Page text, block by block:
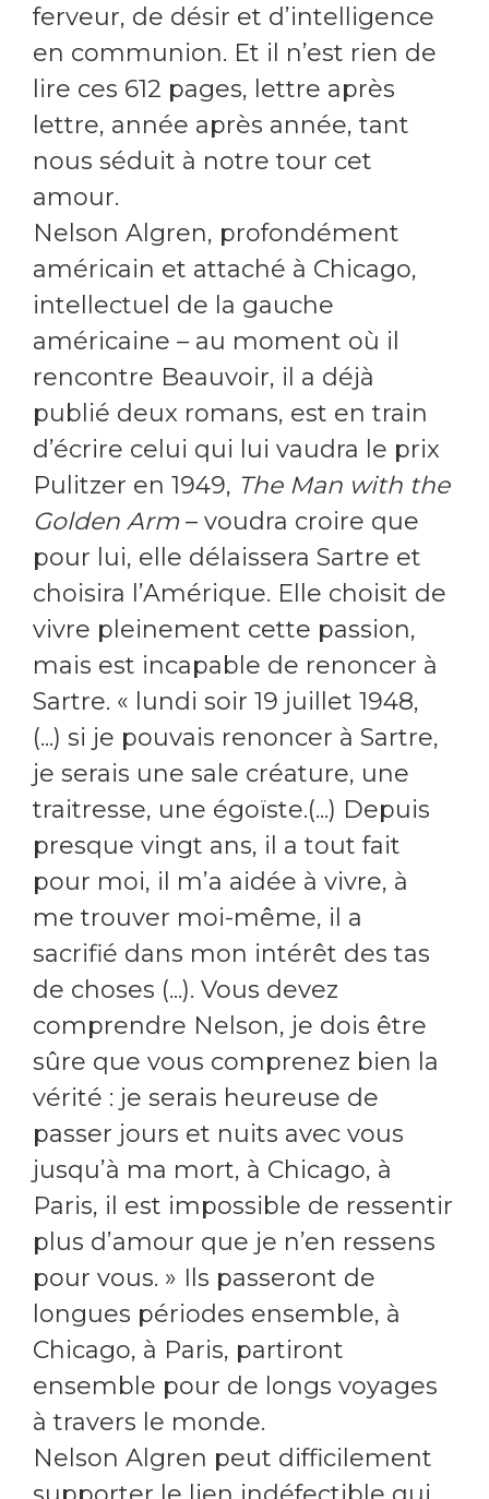
ferveur, de désir et d’intelligence
en communion. Et il n’est rien de
lire ces 612 pages, lettre après
lettre, année après année, tant
nous séduit à notre tour cet
amour.
Nelson Algren, profondément
américain et attaché à Chicago,
intellectuel de la gauche
américaine – au moment où il
rencontre Beauvoir, il a déjà
publié deux romans, est en train
d’écrire celui qui lui vaudra le prix
Pulitzer en 1949, The Man with the
Golden Arm– voudra croire que
pour lui, elle délaissera Sartre et
choisira l’Amérique. Elle choisit de
vivre pleinement cette passion,
mais est incapable de renoncer à
Sartre. « lundi soir 19 juillet 1948,
(...) si je pouvais renoncer à Sartre,
je serais une sale créature, une
traitresse, une égoïste.(...) Depuis
presque vingt ans, il a tout fait
pour moi, il m’a aidée à vivre, à
me trouver moi-même, il a
sacrifié dans mon intérêt des tas
de choses (...). Vous devez
comprendre Nelson, je dois être
sûre que vous comprenez bien la
vérité : je serais heureuse de
passer jours et nuits avec vous
jusqu’à ma mort, à Chicago, à
Paris, il est impossible de ressentir
plus d’amour que je n’en ressens
pour vous. » Ils passeront de
longues périodes ensemble, à
Chicago, à Paris, partiront
ensemble pour de longs voyages
à travers le monde.
Nelson Algren peut difficilement